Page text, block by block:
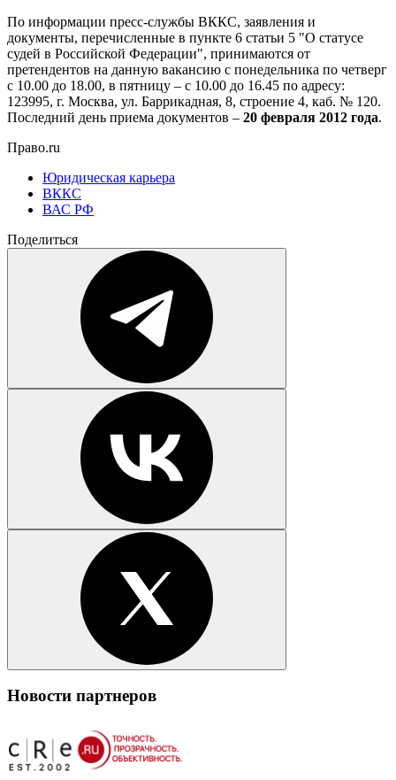
По информации пресс-службы ВККС, заявления и
документы, перечисленные в пункте 6 статьи 5 "О статусе
судей в Российской Федерации", принимаются от
претендентов на данную вакансию с понедельника по четверг
с 10.00 до 18.00, в пятницу – с 10.00 до 16.45 по адресу:
123995, г. Москва, ул. Баррикадная, 8, строение 4, каб. № 120.
Последний день приема документов – 20 февраля 2012 года.
Право.ru
Юридическая карьера
ВККС
ВАС РФ
Поделиться
Новости партнеров